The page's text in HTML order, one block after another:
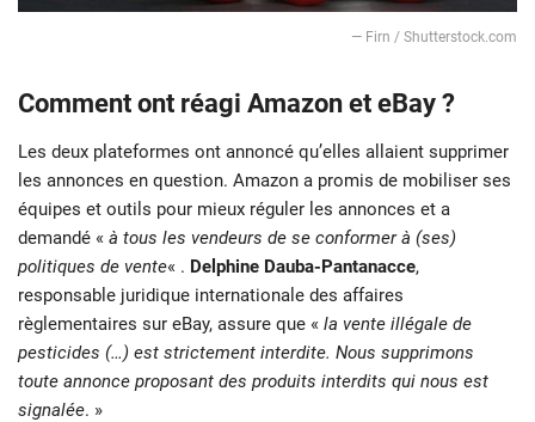
— Firn / Shutterstock.com
Comment ont réagi Amazon et eBay ?
Les deux plateformes ont annoncé qu’elles allaient supprimer
les annonces en question. Amazon a promis de mobiliser ses
équipes et outils pour mieux réguler les annonces et a
demandé « à tous les vendeurs de se conformer à (ses)
politiques de vente« . Delphine Dauba-Pantanacce,
responsable juridique internationale des affaires
règlementaires sur eBay, assure que « la vente illégale de
pesticides (…) est strictement interdite. Nous supprimons
toute annonce proposant des produits interdits qui nous est
signalée. »